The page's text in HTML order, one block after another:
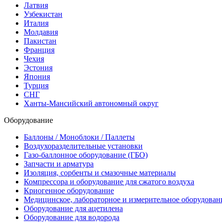
Латвия
Узбекистан
Италия
Молдавия
Пакистан
Франция
Чехия
Эстония
Япония
Турция
СНГ
Ханты-Мансийский автономный округ
Оборудование
Баллоны / Моноблоки / Паллеты
Воздухоразделительные установки
Газо-баллонное оборудование (ГБО)
Запчасти и арматура
Изоляция, сорбенты и смазочные материалы
Компрессора и оборудование для сжатого воздуха
Криогенное оборудование
Медицинское, лабораторное и измерительное
Оборудование для ацетилена
Оборудование для водорода